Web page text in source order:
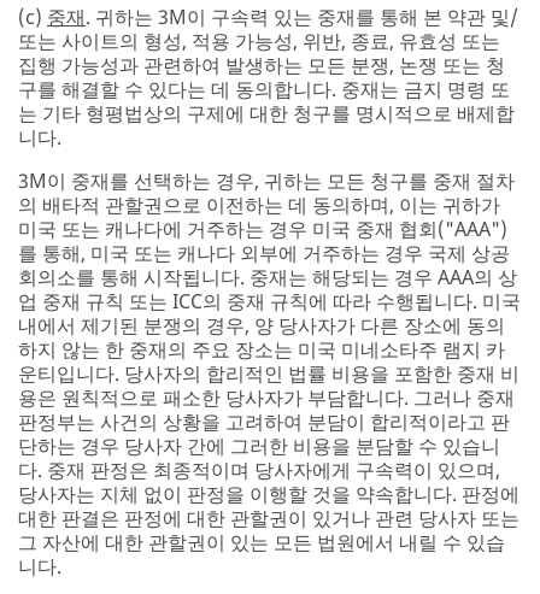
(c) 중재. 귀하는 3M이 구속력 있는 중재를 통해 본 약관 및/
또는 사이트의 형성, 적용 가능성, 위반, 종료, 유효성 또는
집행 가능성과 관련하여 발생하는 모든 분쟁, 논쟁 또는 청
구를 해결할 수 있다는 데 동의합니다. 중재는 금지 명령 또
는 기타 형평법상의 구제에 대한 청구를 명시적으로 배제합
니다.
3M이 중재를 선택하는 경우, 귀하는 모든 청구를 중재 절차
의 배타적 관할권으로 이전하는 데 동의하며, 이는 귀하가
미국 또는 캐나다에 거주하는 경우 미국 중재 협회("AAA")
를 통해, 미국 또는 캐나다 외부에 거주하는 경우 국제 상공
회의소를 통해 시작됩니다. 중재는 해당되는 경우 AAA의 상
업 중재 규칙 또는 ICC의 중재 규칙에 따라 수행됩니다. 미국
내에서 제기된 분쟁의 경우, 양 당사자가 다른 장소에 동의
하지 않는 한 중재의 주요 장소는 미국 미네소타주 램지 카
운티입니다. 당사자의 합리적인 법률 비용을 포함한 중재 비
용은 원칙적으로 패소한 당사자가 부담합니다. 그러나 중재
판정부는 사건의 상황을 고려하여 분담이 합리적이라고 판
단하는 경우 당사자 간에 그러한 비용을 분담할 수 있습니
다. 중재 판정은 최종적이며 당사자에게 구속력이 있으며,
당사자는 지체 없이 판정을 이행할 것을 약속합니다. 판정에
대한 판결은 판정에 대한 관할권이 있거나 관련 당사자 또는
그 자산에 대한 관할권이 있는 모든 법원에서 내릴 수 있습
니다.